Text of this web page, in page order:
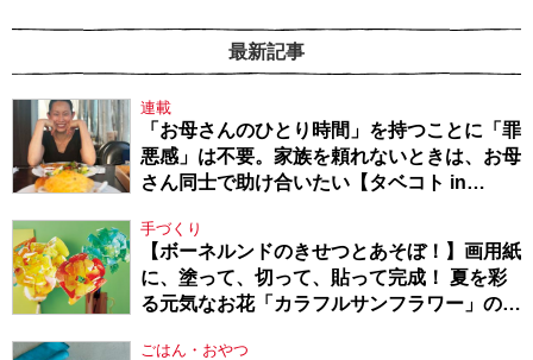
最新記事
連載
「お母さんのひとり時間」を持つことに「罪
悪感」は不要。家族を頼れないときは、お母
さん同士で助け合いたい【タベコト in
手づくり
【ボーネルンドのきせつとあそぼ！】画用紙
に、塗って、切って、貼って完成！ 夏を彩
る元気なお花「カラフルサンフラワー」の作
ごはん・おやつ